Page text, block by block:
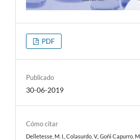
PDF
Publicado
30-06-2019
Cómo citar
Delletesse, M. I., Colasurdo, V., Goñi Capurro,